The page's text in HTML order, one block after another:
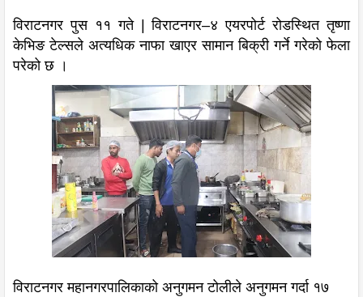
विराटनगर पुस ११ गते | विराटनगर–४ एयरपोर्ट रोडस्थित तृष्णा
केभिङ टेल्सले अत्यधिक नाफा खाएर सामान बिक्री गर्ने गरेको फेला
परेको छ ।
विराटनगर महानगरपालिकाको अनुगमन टोलीले अनुगमन गर्दा १७